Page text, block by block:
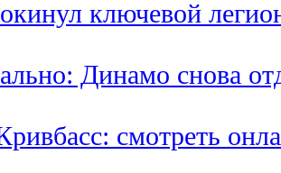
ключевой
Динамо снова
смотреть